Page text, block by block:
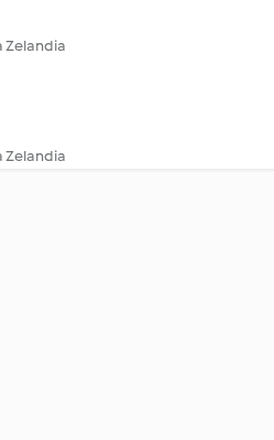
Zelandia
Zelandia